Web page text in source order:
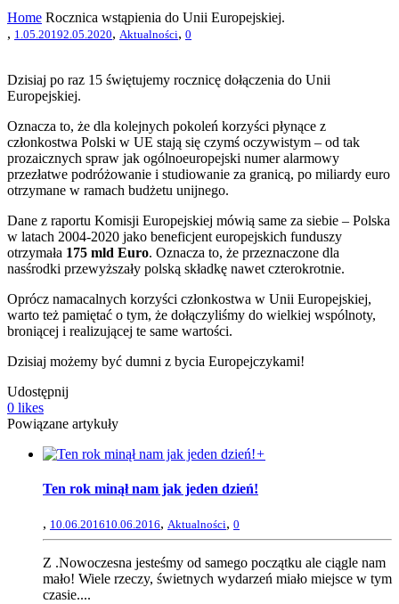
Home Rocznica wstąpienia do Unii Europejskiej.
, 1.05.20192.05.2020, Aktualności, 0
Dzisiaj po raz 15 świętujemy rocznicę dołączenia do Unii
Europejskiej.
Oznacza to, że dla kolejnych pokoleń korzyści płynące z
członkostwa Polski w UE stają się czymś oczywistym – od tak
prozaicznych spraw jak ogólnoeuropejski numer alarmowy
przezłatwe podróżowanie i studiowanie za granicą, po miliardy euro
otrzymane w ramach budżetu unijnego.
Dane z raportu Komisji Europejskiej mówią same za siebie – Polska
w latach 2004-2020 jako beneficjent europejskich funduszy
otrzymała 175 mld Euro. Oznacza to, że przeznaczone dla
nasśrodki przewyższały polską składkę nawet czterokrotnie.
Oprócz namacalnych korzyści członkostwa w Unii Europejskiej,
warto też pamiętać o tym, że dołączyliśmy do wielkiej wspólnoty,
broniącej i realizującej te same wartości.
Dzisiaj możemy być dumni z bycia Europejczykami!
Udostępnij
0 likes
Powiązane artykuły
+
Ten rok minął nam jak jeden dzień!
, 10.06.201610.06.2016, Aktualności, 0
Z .Nowoczesna jesteśmy od samego początku ale ciągle nam
mało! Wiele rzeczy, świetnych wydarzeń miało miejsce w tym
czasie....